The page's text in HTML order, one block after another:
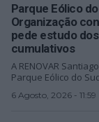
Parque Eólico
Organização
pede estudo
cumulativos
A RENOVAR
Parque Eólico do
6 Agosto, 2026 - 11:59